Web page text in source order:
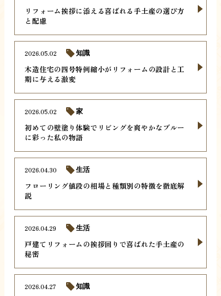
リフォーム挨拶に添える喜ばれる手土産の選び方
と配慮
木造住宅の四号特例縮小がリフォームの設計と工
期に与える激変
2026.05.02 知識
初めての壁塗り体験でリビングを爽やかなブルー
に彩った私の物語
2026.05.02 家
フローリング値段の相場と種類別の特徴を徹底解
説
2026.04.30 生活
戸建てリフォームの挨拶回りで喜ばれた手土産の
秘密
2026.04.29 生活
2026.04.27 知識